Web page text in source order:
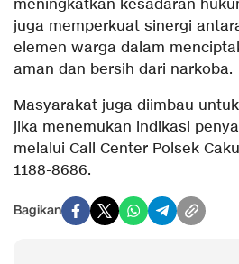
meningkatkan kesadaran
juga memperkuat sinergi
elemen warga dalam
aman dan bersih dari narkoba.
Masyarakat juga diimbau
jika menemukan indikasi
melalui Call Center Polsek
1188-8686.
Bagikan